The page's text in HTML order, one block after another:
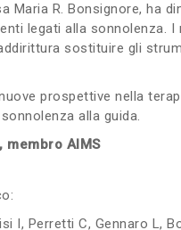
Maria R. Bonsignore, ha
legati alla sonnolenza.
sostituire gli
prospettive nella
alla guida.
membro AIMS
I, Perretti C, Gennaro L,